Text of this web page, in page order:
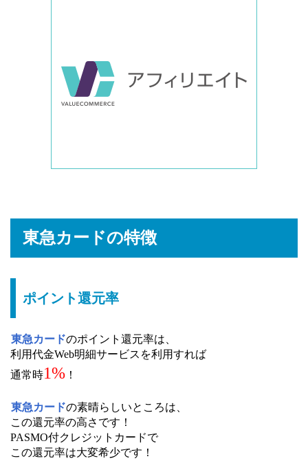
東急カードの特徴
ポイント還元率
東急カードのポイント還元率は、
利用代金Web明細サービスを利用すれば
通常時1% ！
東急カードの素晴らしいところは、
この還元率の高さです！
PASMO付クレジットカードで
この還元率は大変希少です！